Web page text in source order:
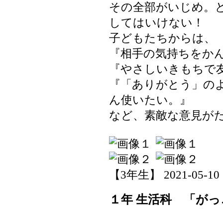
その全部がいじめ。
してはいけない！
子どもたちからは、
『相手の気持ちを
『やさしいきもち
『「ありがとう」
ん使いたい。』
など、素敵な意見が
【3年生】 2021-05-
１年 生活科 「が